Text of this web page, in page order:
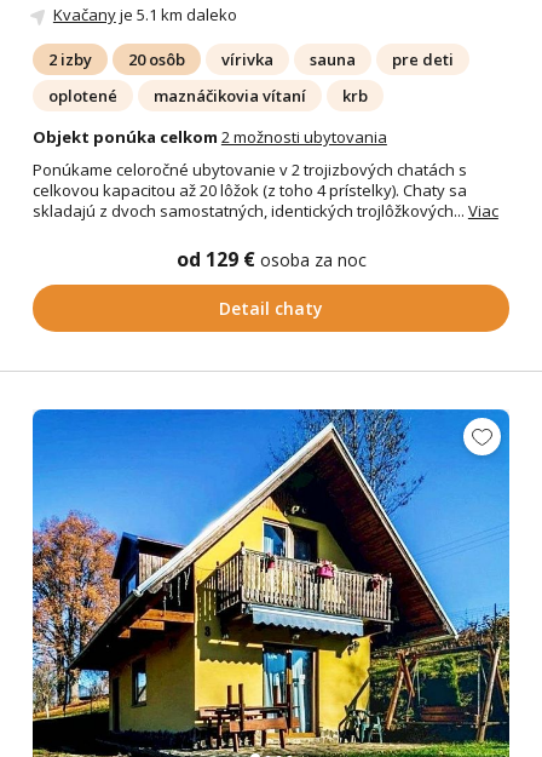
Kvačanyje 5.1 km daleko
2 izby 20 osôb vírivka sauna
pre deti
oplotené
maznáčikovia vítaní
krb
Objekt ponúka celkom 2 možnosti ubytovania
Ponúkame celoročné ubytovanie v 2 trojizbových chatách s
celkovou kapacitou až 20 lôžok (z toho 4 prístelky). Chaty sa
skladajú z dvoch samostatných, identických trojlôžkových... Viac
od 129 € osoba za noc
Detail chaty